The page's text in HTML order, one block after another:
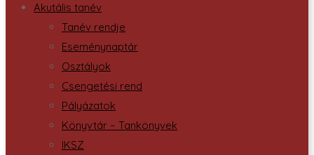
Akutális tanév
Tanév rendje
Eseménynaptár
Osztályok
Csengetési rend
Pályázatok
Könyvtár – Tankönyvek
IKSZ